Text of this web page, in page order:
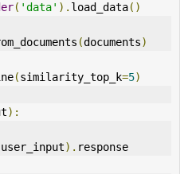
( 'data' ). load_data()
(documents)
(similarity_top_k=5)
):
user_input). response